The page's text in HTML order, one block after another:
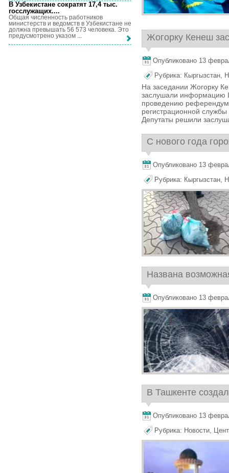
Жогорку Кенеш
Опубликовано 13
Рубрика: Кыргызстан,
На заседании Жогорку
заслушали информацию
проведению
регистрационной
Депутаты решили
С нового года
Опубликовано 13
Рубрика: Кыргызстан,
Названа
Опубликовано 13
В Ташкенте
Опубликовано 13
Рубрика: Новости,
В Узбекистане сократят 17,4 тыс.
госслужащих....
Общая численность работников
министерств и ведомств в Узбекистане не
должна превышать 56 573 человека. Это
предусмотрено указом ...